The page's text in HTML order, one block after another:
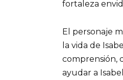
fortaleza
El personaje
la vida de
comprensión,
ayudar a